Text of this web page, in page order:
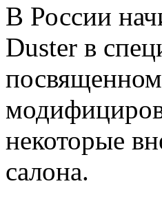
В России
Duster в
некоторые
салона.